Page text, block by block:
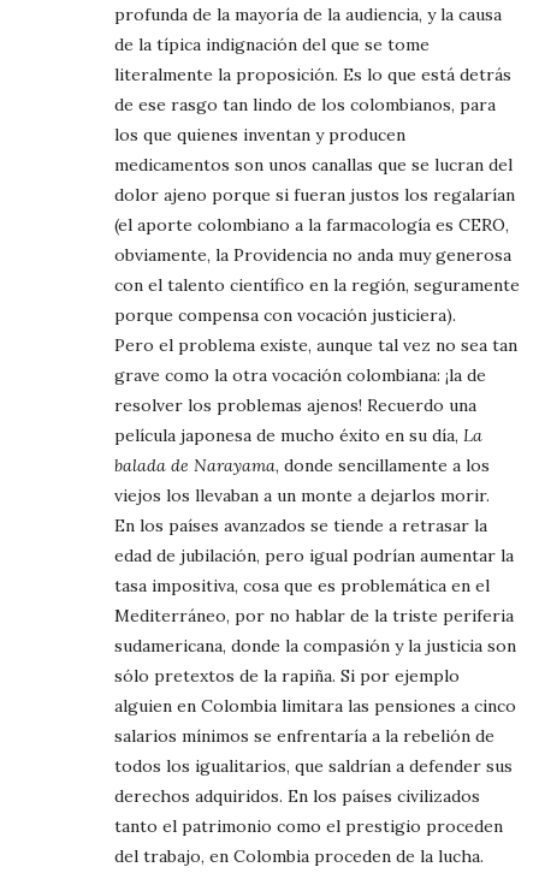
profunda de la mayoría de la audiencia, y la causa
de la típica indignación del que se tome
literalmente la proposición. Es lo que está detrás
de ese rasgo tan lindo de los colombianos, para
los que quienes inventan y producen
medicamentos son unos canallas que se lucran del
dolor ajeno porque si fueran justos los regalarían
(el aporte colombiano a la farmacología es CERO,
obviamente, la Providencia no anda muy generosa
con el talento científico en la región, seguramente
porque compensa con vocación justiciera).
Pero el problema existe, aunque tal vez no sea tan
grave como la otra vocación colombiana: ¡la de
resolver los problemas ajenos! Recuerdo una
película japonesa de mucho éxito en su día, La
balada de Narayama, donde sencillamente a los
viejos los llevaban a un monte a dejarlos morir.
En los países avanzados se tiende a retrasar la
edad de jubilación, pero igual podrían aumentar la
tasa impositiva, cosa que es problemática en el
Mediterráneo, por no hablar de la triste periferia
sudamericana, donde la compasión y la justicia son
sólo pretextos de la rapiña. Si por ejemplo
alguien en Colombia limitara las pensiones a cinco
salarios mínimos se enfrentaría a la rebelión de
todos los igualitarios, que saldrían a defender sus
derechos adquiridos. En los países civilizados
tanto el patrimonio como el prestigio proceden
del trabajo, en Colombia proceden de la lucha.